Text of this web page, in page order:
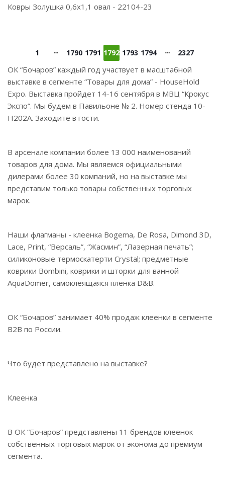
Ковры Золушка 0,6х1,1 овал - 22104-23
1 1790 1791 1792 1793 1794 2327
ОК “Бочаров” каждый год участвует в масштабной
выставке в сегменте “Товары для дома” - HouseHold
Expo. Выставка пройдет 14-16 сентября в МВЦ “Крокус
Экспо”. Мы будем в Павильоне № 2. Номер стенда 10-
Н202А. Заходите в гости.
В арсенале компании более 13 000 наименований
товаров для дома. Мы являемся официальными
дилерами более 30 компаний, но на выставке мы
представим только товары собственных торговых
марок.
Наши флагманы - клеенка Bogema, De Rosa, Dimond 3D,
Lace, Print, “Версаль”, “Жасмин”, “Лазерная печать”;
силиконовые термоскатерти Crystal; предметные
коврики Bombini, коврики и шторки для ванной
AquaDomer, самоклеящаяся пленка D&B.
ОК “Бочаров” занимает 40% продаж клеенки в сегменте
B2B по России.
Что будет представлено на выставке?
Клеенка
В ОК “Бочаров” представлены 11 брендов клеенок
собственных торговых марок от эконома до премиум
сегмента.